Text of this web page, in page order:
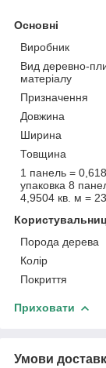
Основні
Виробник
Вид деревно-
матеріалу
Призначення
Довжина
Ширина
Товщина
1 панель =
упаковка 8
4,9504 кв. м =
Порода дерева
Колір
Покриття
Приховати
Умови